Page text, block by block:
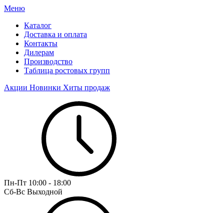
Меню
Каталог
Доставка и оплата
Контакты
Дилерам
Производство
Таблица ростовых групп
Акции Новинки Хиты продаж
Пн-Пт 10:00 - 18:00
Сб-Вс Выходной